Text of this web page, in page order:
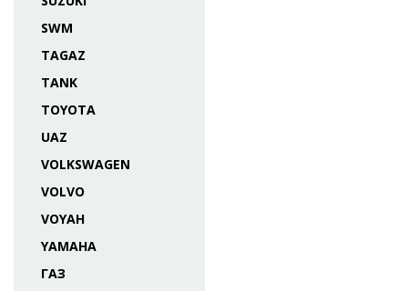
SWM
TAGAZ
TANK
TOYOTA
UAZ
VOLKSWAGEN
VOLVO
VOYAH
YAMAHA
ГАЗ